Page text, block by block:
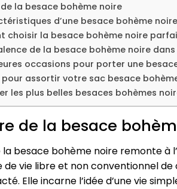
de la besace bohème noire
d’une besace bohème noire
choisir la besace bohème noire
de la besace bohème noire
occasions pour porter une
pour assortir votre sac besace
les plus belles besaces bohèmes
de la besace
la besace bohème noire remonte
de vie libre et non conventionnel
Elle incarne l’idée d’une vie